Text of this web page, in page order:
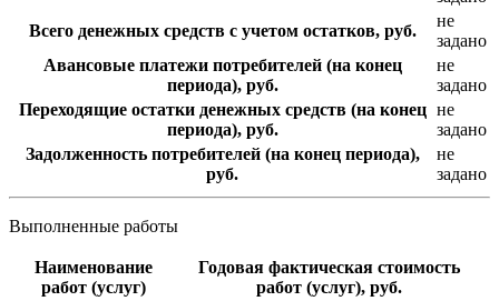
Всего денежных средств с учетом остатков, руб.
не
задано
Авансовые платежи потребителей (на конец
периода), руб.
не
задано
Переходящие остатки денежных средств (на конец
периода), руб.
не
задано
Задолженность потребителей (на конец периода),
руб.
не
задано
Выполненные работы
Наименование
работ (услуг)
Годовая фактическая стоимость
работ (услуг), руб.